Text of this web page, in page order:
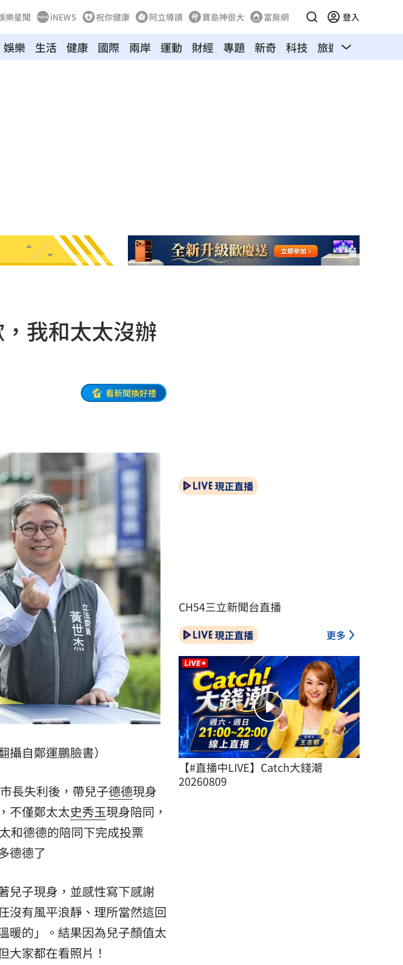
樂星聞 iNEWS 祝你健康 阿立導讀 寶島神很大 富房網 登入
娛樂 生活 健康 國際 兩岸 運動 財經 專題 新奇 科技 旅遊 汽車
我和太太沒辦
看新聞換好禮
自鄭運鵬臉書）
長失利後，帶兒子德德現身
不僅鄭太太史秀玉現身陪同，
和德德的陪同下完成投票
德德了
兒子現身，並感性寫下感謝
沒有風平浪靜、理所當然這回
暖的」。結果因為兒子顏值太
大家都在看照片！
現正直播
CH54三立新聞台直播
現正直播 更多
【#直播中LIVE】Catch大錢潮
20260809